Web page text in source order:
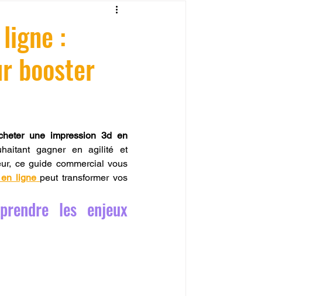
Formation 3D en ligne.
X I7 CREALITY
:
booster
une impression 3d en
gagner en agilité et
ce guide commercial vous
ligne peut transformer vos
les enjeux